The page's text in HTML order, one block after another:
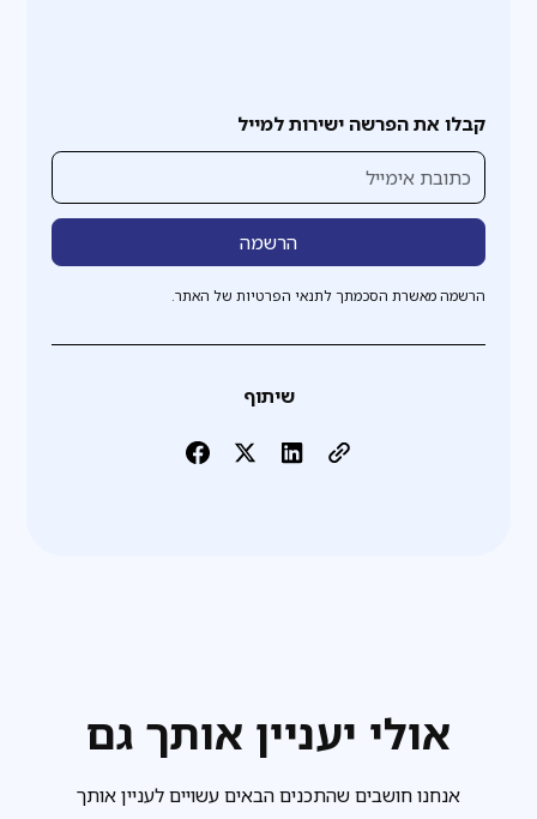
קבלו את הפרשה ישירות למייל
הרשמה מאשרת הסכמתך לתנאי הפרטיות של האתר.
שיתוף
אולי יעניין אותך גם
אנחנו חושבים שהתכנים הבאים עשויים לעניין אותך